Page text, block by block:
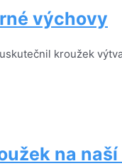
výchovy
kroužek
na naší